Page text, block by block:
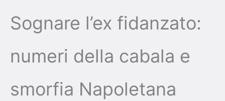
Sognare l’ex fidanzato:
numeri della cabala e
smorfia Napoletana